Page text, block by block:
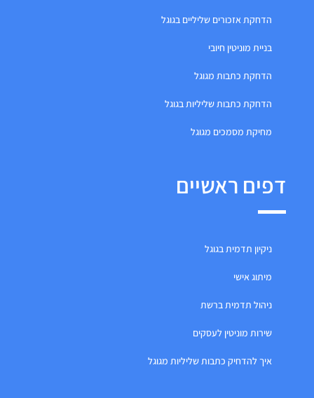
הדחקת אזכורים שליליים בגוגל
בניית מוניטין חיובי
הדחקת כתבות מגוגל
הדחקת כתבות שליליות בגוגל
מחיקת מסמכים מגוגל
דפים ראשיים
ניקיון תדמית בגוגל
מיתוג אישי
ניהול תדמית ברשת
שירות מוניטין לעסקים
איך להדחיק כתבות שליליות מגוגל